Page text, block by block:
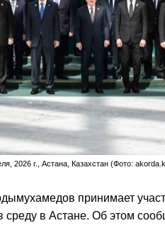
2026 г., Астана, Казахстан (Фото:
принимает
в Астане. Об этом